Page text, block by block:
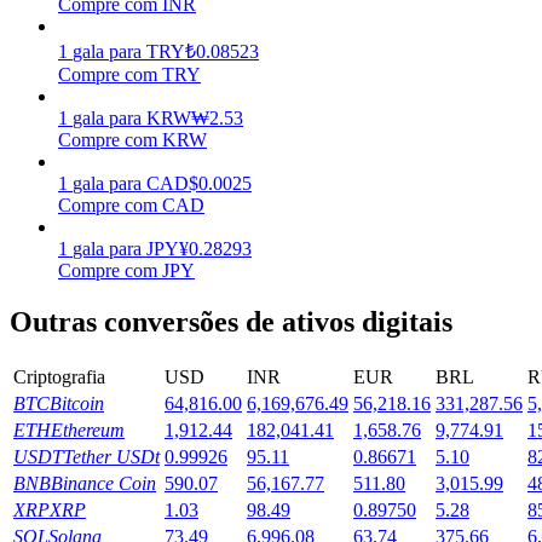
Ganhar
Ganhe recompensas competitivas diariamente
1 gala para TRY₺0.08523
Compre com TRY
1 gala para KRW₩2.53
Compre com KRW
1 gala para CAD$0.0025
Compre com CAD
1 gala para JPY¥0.28293
Compre com JPY
Outras conversões de ativos digitais
Criptografia USD INR EUR BRL
BTCBitcoin 64,816.00 6,169,676.49 56,218.16 331,287.56
ETHEthereum 1,912.44 182,041.41 1,658.76 9,774.91
USDTTether USDt 0.99926 95.11 0.86671 5.10
BNBBinance Coin 590.07 56,167.77 511.80 3,015.99
XRPXRP 1.03 98.49 0.89750 5.28
SOLSolana 73.49 6,996.08 63.74 375.66